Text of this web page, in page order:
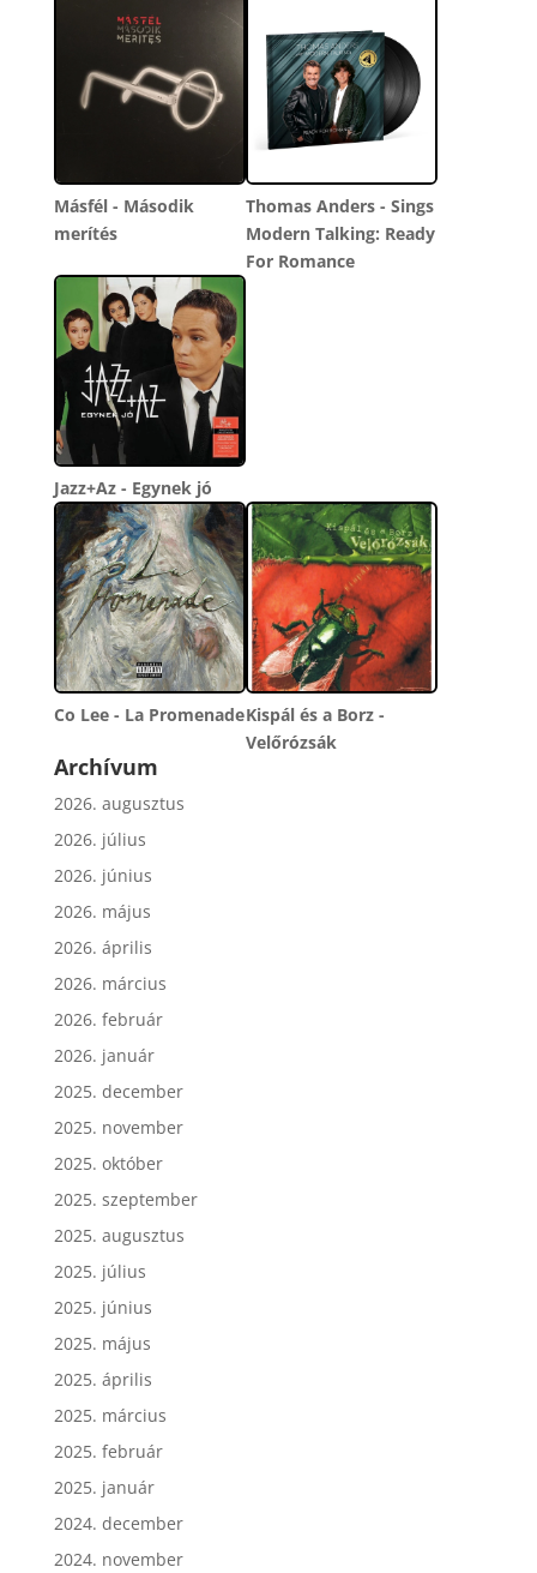
Másfél - Második
merítés
Thomas Anders - Sings
Modern Talking: Ready
For Romance
Jazz+Az - Egynek jó
Co Lee - La PromenadeKispál és a Borz -
Velőrózsák
Archívum
2026. augusztus
2026. július
2026. június
2026. május
2026. április
2026. március
2026. február
2026. január
2025. december
2025. november
2025. október
2025. szeptember
2025. augusztus
2025. július
2025. június
2025. május
2025. április
2025. március
2025. február
2025. január
2024. december
2024. november